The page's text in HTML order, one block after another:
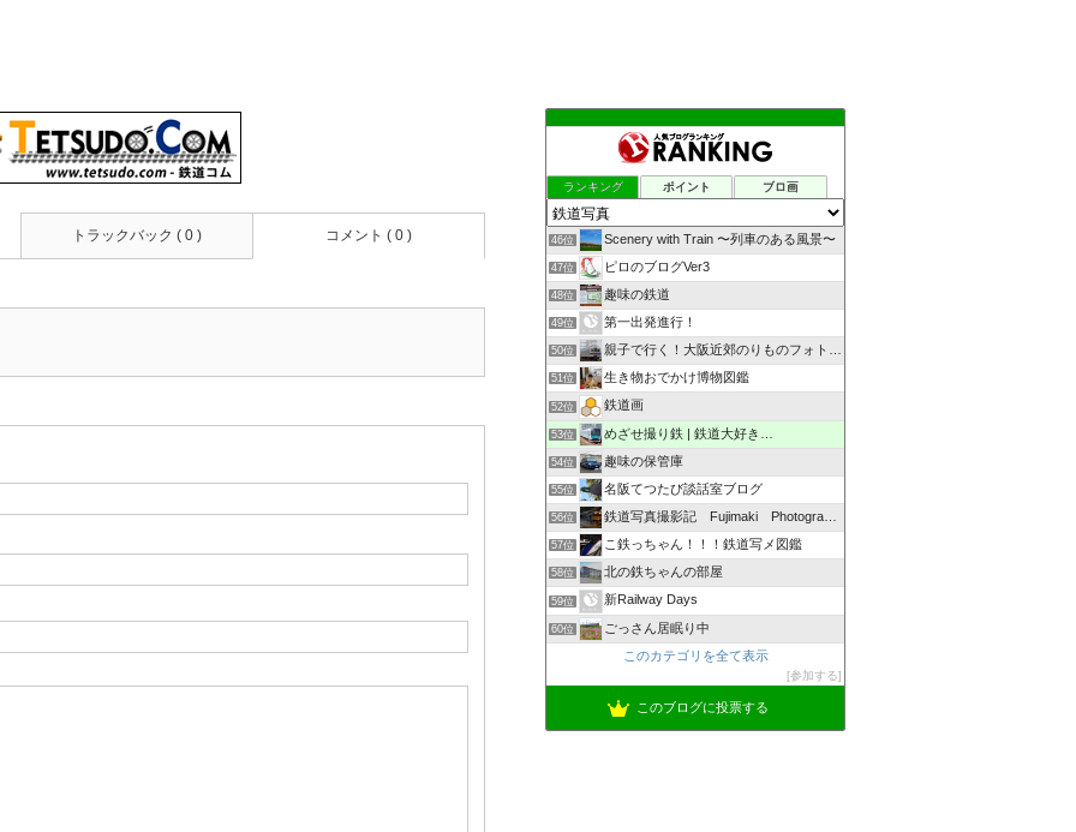
コメント ( 0 )
トラックバック ( 0 )
ランキング ポイント ブロ画
46位 Scenery with Train 〜列車のある風景〜
47位 ピロのブログVer3
48位 趣味の鉄道
49位 第一出発進行！
50位 親子で行く！大阪近郊のりものフォトログ ZOOM×ZOOM
51位 生き物おでかけ博物図鑑
52位 鉄道画
53位 めざせ撮り鉄 | 鉄道大好き…
54位 趣味の保管庫
55位 名阪てつたび談話室ブログ
56位 鉄道写真撮影記 Fujimaki Photographic
57位 こ鉄っちゃん！！！鉄道写メ図鑑
58位 北の鉄ちゃんの部屋
59位 新Railway Days
60位
ごっさん居眠り中
このカテゴリを全て表示
参加する
このブログに投票する